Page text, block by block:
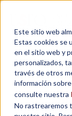
Este sitio web
Estas cookies se
en el sitio web y
personalizados,
través de otros
información
consulte nuestra
No rastrearemos